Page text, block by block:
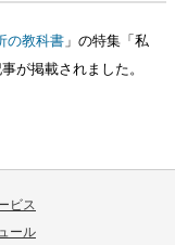
の教科書 」の特集「私
が掲載されました。
ビス
ール